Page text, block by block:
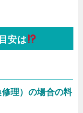
安は
理）の場合の料